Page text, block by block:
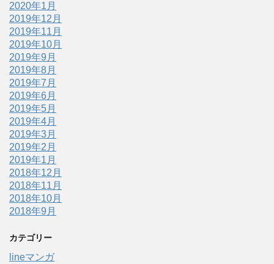
2020年1月
2019年12月
2019年11月
2019年10月
2019年9月
2019年8月
2019年7月
2019年6月
2019年5月
2019年4月
2019年3月
2019年2月
2019年1月
2018年12月
2018年11月
2018年10月
2018年9月
カテゴリー
lineマンガ